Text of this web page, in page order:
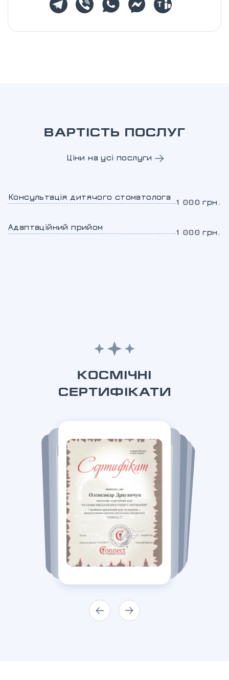
ВАРТІСТЬ ПОСЛУГ
Ціни на усі послуги
Консультація дитячого стоматолога
1 000 грн.
Адаптаційний прийом
1 000 грн.
КОСМІЧНІ
СЕРТИФІКАТИ